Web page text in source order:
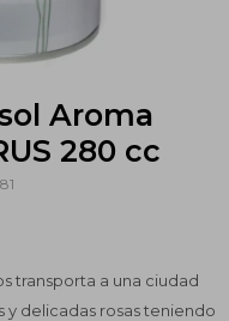
Aroma
280 cc
transporta a una ciudad
y delicadas rosas teniendo